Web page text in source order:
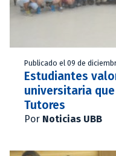
Publicado el 09 de
Estudiantes
universitaria
Tutores
Por Noticias UBB